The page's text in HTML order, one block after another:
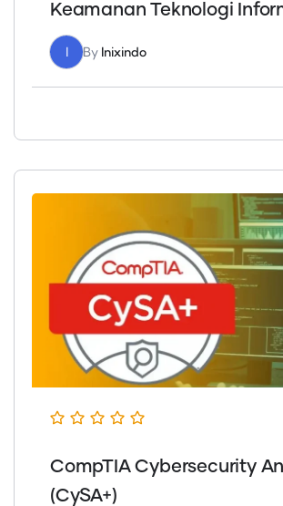
Keamanan Teknologi
I By Inixindo
CompTIA Cybersecurity
(CySA+)